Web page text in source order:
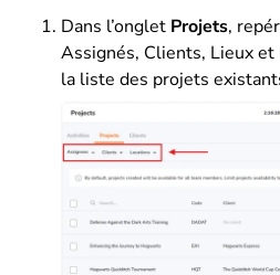
Dans l’onglet Projets,
Assignés, Clients, Lieux
la liste des projets